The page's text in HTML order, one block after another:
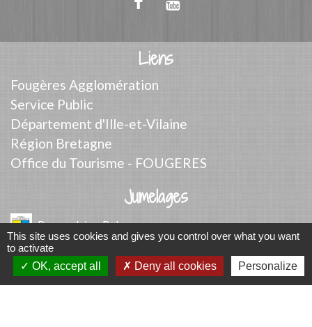
Liens
Fougères Agglomération
Service Public
Département d'Ille-et-Vilaine
Région Bretagne
Office du Tourisme - FOUGERES
Jumelages
Przygodzice, Pologne
Mentions légales - Politique de confidentialité -
This site uses cookies and gives you control over what you want
to activate
OK, accept all
Deny all cookies Personalize